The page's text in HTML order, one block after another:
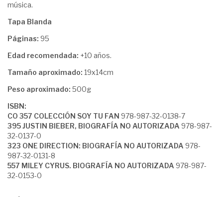
música.
Tapa Blanda
Páginas: 95
Edad recomendada: +10 años.
Tamaño aproximado: 19x14cm
Peso aproximado: 500g
ISBN:
CO 357 COLECCIÓN SOY TU FAN 978-987-32-0138-7
395 JUSTIN BIEBER, BIOGRAFÍA NO AUTORIZADA 978-987-
32-0137-0
323 ONE DIRECTION: BIOGRAFÍA NO AUTORIZADA 978-
987-32-0131-8
557 MILEY CYRUS. BIOGRAFÍA NO AUTORIZADA 978-987-
32-0153-0